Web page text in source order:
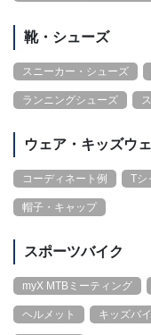
靴・シューズ
スニーカー・シューズ
ランニングシューズ
ウェア・キッズウ
コーディネート例 Tシ
帽子・キャップ
スポーツバイク
myX MTBミーティング
ヘルメット キッズバ